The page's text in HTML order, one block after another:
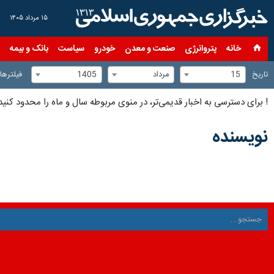
۱۵ مرداد ۱۴۰۵
خانه پتروانرژی صنعت و معدن خودرو سیاست بانک و بیمه
تاریخ 15 مرداد 1405 فیلترها
! برای دسترسی به اخبار قدیمی‌تر، در منوی مربوطه سال و ماه را محدود
نویسنده